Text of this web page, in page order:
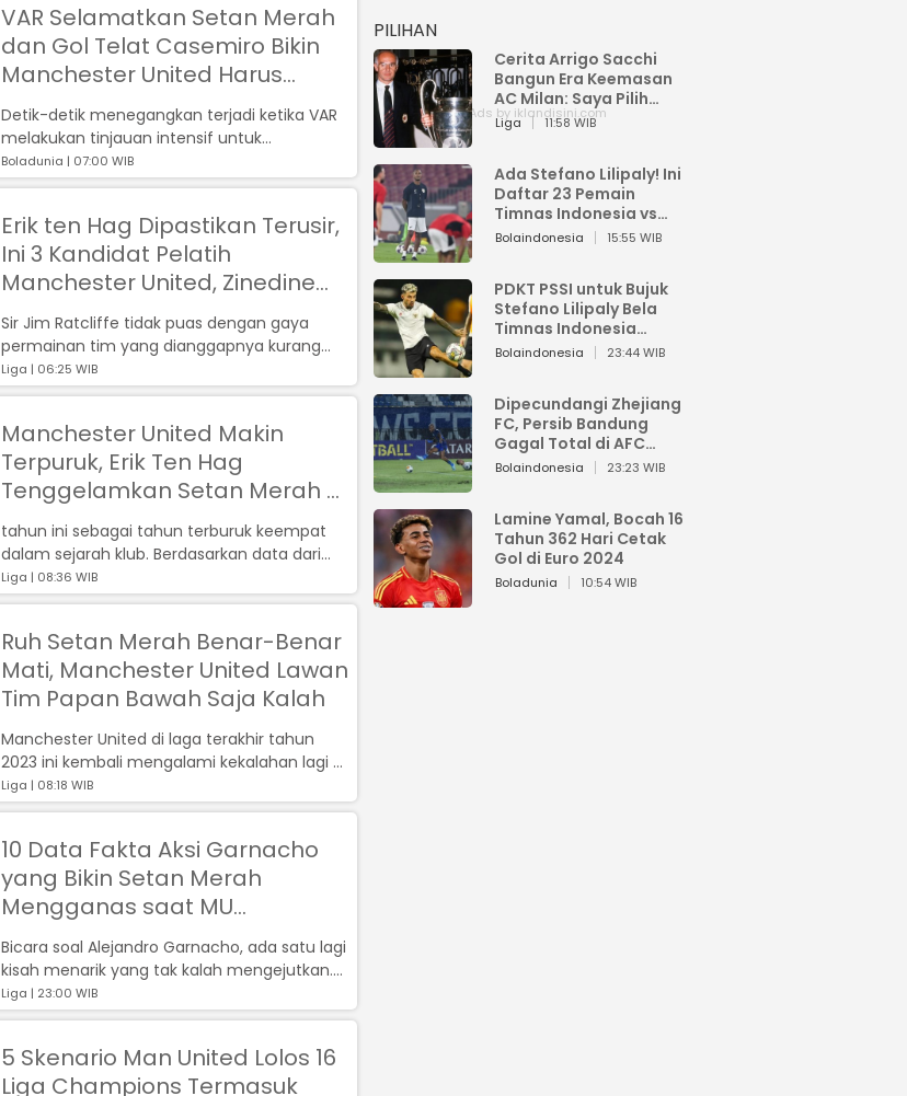
VAR Selamatkan Setan Merah
dan Gol Telat Casemiro Bikin
Manchester United Harus
Ladeni Liverpool
Detik-detik menegangkan terjadi ketika VAR
melakukan tinjauan intensif untuk
memastikan keabsahan gol tersebut,
mencipta...
Boladunia | 07:00 WIB
Erik ten Hag Dipastikan Terusir,
Ini 3 Kandidat Pelatih
Manchester United, Zinedine
Zidane Paling Dijagokan
Sir Jim Ratcliffe tidak puas dengan gaya
permainan tim yang dianggapnya kurang
jelas. Meskipun Ten Hag membukukan rekor ...
Liga | 06:25 WIB
Manchester United Makin
Terpuruk, Erik Ten Hag
Tenggelamkan Setan Merah di
Neraka Liga Inggris?
tahun ini sebagai tahun terburuk keempat
dalam sejarah klub. Berdasarkan data dari
Opta, hanya pada tahun 1930 (28 kekal...
Liga | 08:36 WIB
Ruh Setan Merah Benar-Benar
Mati, Manchester United Lawan
Tim Papan Bawah Saja Kalah
Manchester United di laga terakhir tahun
2023 ini kembali mengalami kekalahan lagi di
Liga Inggris setelah kalah dari No...
Liga | 08:18 WIB
10 Data Fakta Aksi Garnacho
yang Bikin Setan Merah
Mengganas saat MU
Mempermalukan Everton
Bicara soal Alejandro Garnacho, ada satu lagi
kisah menarik yang tak kalah mengejutkan.
Setelah sukses mencetak gol salt...
Liga | 23:00 WIB
5 Skenario Man United Lolos 16
Liga Champions Termasuk
PILIHAN
Cerita Arrigo Sacchi
Bangun Era Keemasan
AC Milan: Saya Pilih
Pemain dari Isi Otaknya
Liga 11:58 WIB
Ada Stefano Lilipaly! Ini
Daftar 23 Pemain
Timnas Indonesia vs
China
Bolaindonesia 15:55 WIB
PDKT PSSI untuk Bujuk
Stefano Lilipaly Bela
Timnas Indonesia
Berakhir Berantakan
Bolaindonesia 23:44 WIB
Dipecundangi Zhejiang
FC, Persib Bandung
Gagal Total di AFC
Champions League Two
Bolaindonesia 23:23 WIB
Lamine Yamal, Bocah 16
Tahun 362 Hari Cetak
Gol di Euro 2024
Boladunia 10:54 WIB